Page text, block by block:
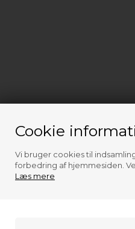
Cookie
Vi bruger cookies til
forbedring af hjemmesiden.
Læs mere